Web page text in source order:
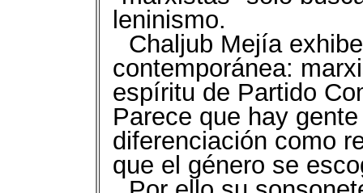
leninismo.
Chaljub Mejía
contemporánea:
espíritu de Partido
Parece que hay
diferenciación como
que el género se